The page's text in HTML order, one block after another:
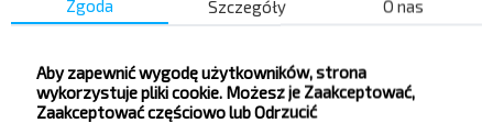
Bielaviezhskaja Pushcha—Brest
Szczegóły Rezerwuj
Zgoda Szczegóły O nas
Aby zapewnić wygodę użytkowników, strona
wykorzystuje pliki cookie. Możesz je Zaakceptować,
Zaakceptować częściowo lub Odrzucić